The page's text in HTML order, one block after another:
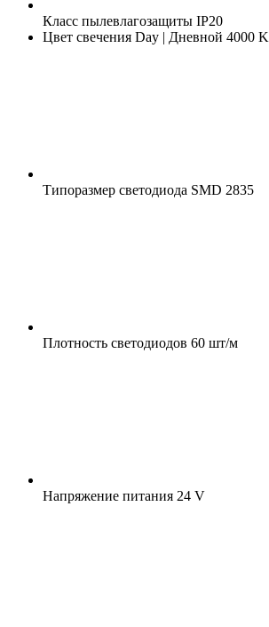
Класс пылевлагозащиты IP20
Цвет свечения Day | Дневной 4000 K
Типоразмер светодиода SMD 2835
Плотность светодиодов 60 шт/м
Напряжение питания 24 V